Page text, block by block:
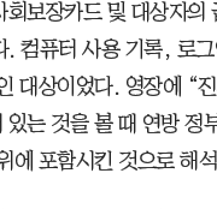
보장카드 및 대상자의
. 컴퓨터 사용 기록, 로
대상이었다. 영장에 “
는 것을 볼 때 연방 정
에 포함시킨 것으로 해